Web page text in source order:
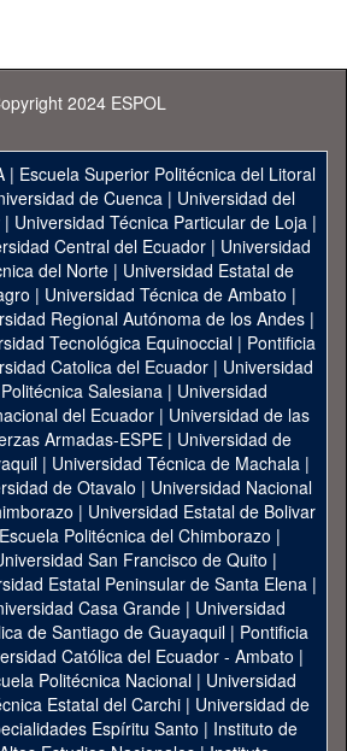
2024 ESPOL
| Escuela Superior Politécnica del Litoral
de Cuenca| Universidad del
| Universidad Técnica Particular de Loja|
Central del Ecuador| Universidad
del Norte | Universidad Estatal de
| Universidad Técnica de Ambato |
Regional Autónoma de los Andes|
Tecnológica Equinoccial| Pontificia
Catolica del Ecuador | Universidad
Politécnica Salesiana | Universidad
del Ecuador | Universidad de las
Armadas-ESPE | Universidad de
| Universidad Técnica de Machala|
de Otavalo | Universidad Nacional
| Universidad Estatal de Bolivar
Escuela Politécnica del Chimborazo |
San Francisco de Quito |
Estatal Peninsular de Santa Elena|
Casa Grande | Universidad
de Santiago de Guayaquil| Pontificia
Católica del Ecuador - Ambato |
Politécnica Nacional| Universidad
Estatal del Carchi| Universidad de
Espíritu Santo | Instituto de